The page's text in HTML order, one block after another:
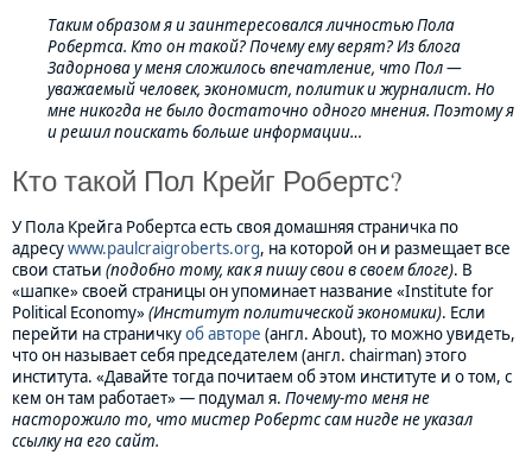
Таким образом я и заинтересовался личностью Пола
Робертса. Кто он такой? Почему ему верят? Из блога
Задорнова у меня сложилось впечатление, что Пол —
уважаемый человек, экономист, политик и журналист. Но
мне никогда не было достаточно одного мнения. Поэтому я
и решил поискать больше информации…
Кто такой Пол Крейг Робертс?
У Пола Крейга Робертса есть своя домашняя страничка по
адресуwww.paulcraigroberts.org, на которой он и размещает все
свои статьи (подобно тому, как я пишу свои в своем блоге). В
«шапке» своей страницы он упоминает название «Institute for
Political Economy»(Институт политической экономики). Если
перейти на страничкуоб авторе (англ. About), то можно увидеть,
что он называет себя председателем (англ. chairman) этого
института. «Давайте тогда почитаем об этом институте и о том, с
кем он там работает» — подумал я. Почему-то меня не
насторожило то, что мистер Робертс сам нигде не указал
ссылку на его сайт.